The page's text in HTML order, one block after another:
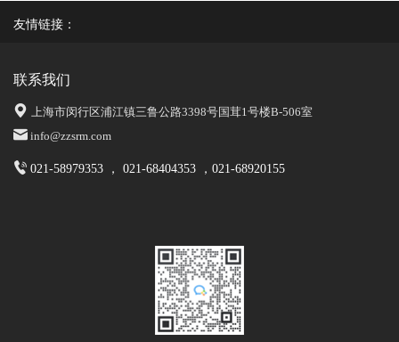
友情链接：
联系我们
上海市闵行区浦江镇三鲁公路3398号国茸1号楼B-506室
info@zzsrm.com
021-58979353 ， 021-68404353 ，021-68920155